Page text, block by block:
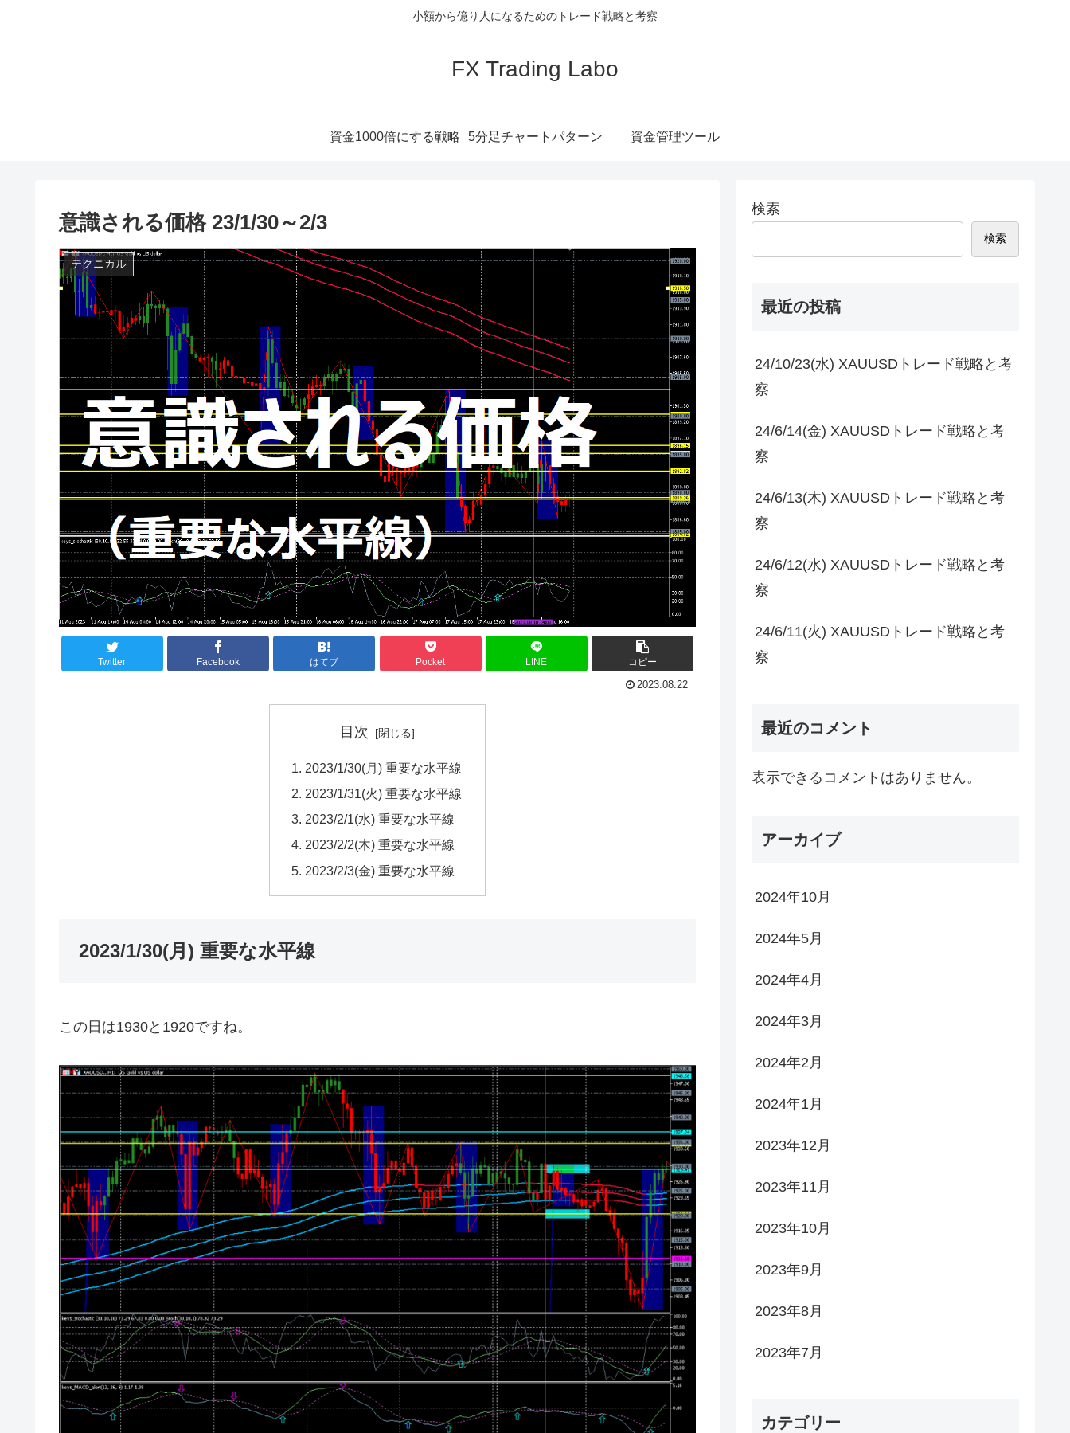
小額から億り人になるためのトレード戦略と考察
FX Trading Labo
資金1000倍にする戦略 5分足チャートパターン 資金管理ツール
意識される価格 23/1/30～2/3
テクニカル
Twitter Facebook はてブ Pocket LINE コピー
2023.08.22
目次
2023/1/30(月) 重要な水平線
2023/1/31(火) 重要な水平線
2023/2/1(水) 重要な水平線
2023/2/2(木) 重要な水平線
2023/2/3(金) 重要な水平線
2023/1/30(月) 重要な水平線
この日は1930と1920ですね。
検索
検索
最近の投稿
24/10/23(水) XAUUSDトレード戦略と考
察
24/6/14(金) XAUUSDトレード戦略と考
察
24/6/13(木) XAUUSDトレード戦略と考
察
24/6/12(水) XAUUSDトレード戦略と考
察
24/6/11(火) XAUUSDトレード戦略と考
察
最近のコメント
表示できるコメントはありません。
アーカイブ
2024年10月
2024年5月
2024年4月
2024年3月
2024年2月
2024年1月
2023年12月
2023年11月
2023年10月
2023年9月
2023年8月
2023年7月
カテゴリー